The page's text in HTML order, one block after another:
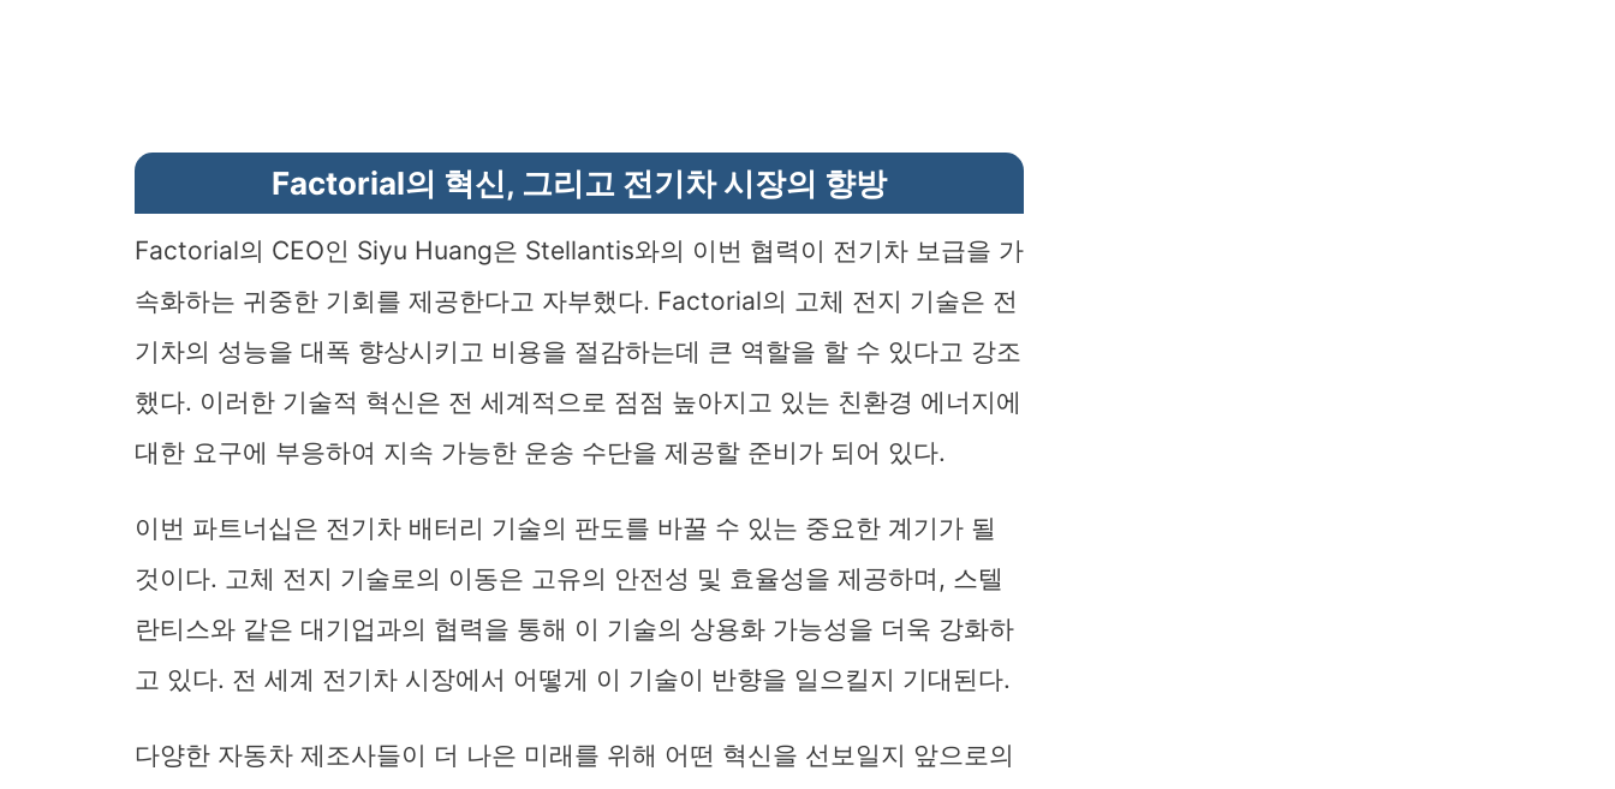
Factorial의 혁신, 그리고 전기차 시장의 향방
Factorial의 CEO인 Siyu Huang은 Stellantis와의 이번 협력이 전기차 보급을 가
속화하는 귀중한 기회를 제공한다고 자부했다. Factorial의 고체 전지 기술은 전
기차의 성능을 대폭 향상시키고 비용을 절감하는데 큰 역할을 할 수 있다고 강조
했다. 이러한 기술적 혁신은 전 세계적으로 점점 높아지고 있는 친환경 에너지에
대한 요구에 부응하여 지속 가능한 운송 수단을 제공할 준비가 되어 있다.
이번 파트너십은 전기차 배터리 기술의 판도를 바꿀 수 있는 중요한 계기가 될
것이다. 고체 전지 기술로의 이동은 고유의 안전성 및 효율성을 제공하며, 스텔
란티스와 같은 대기업과의 협력을 통해 이 기술의 상용화 가능성을 더욱 강화하
고 있다. 전 세계 전기차 시장에서 어떻게 이 기술이 반향을 일으킬지 기대된다.
다양한 자동차 제조사들이 더 나은 미래를 위해 어떤 혁신을 선보일지 앞으로의